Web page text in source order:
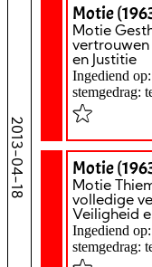
2013-04-18
Motie
Motie
vertrouwen
en Justitie
Ingediend
stemgedrag:
Motie
Motie
volledige
Veiligheid
Ingediend
stemgedrag: